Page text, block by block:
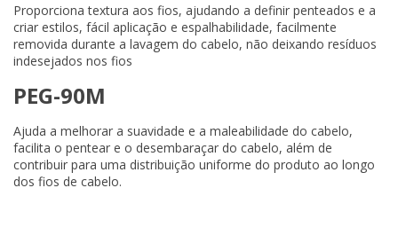
Proporciona textura aos fios, ajudando a definir penteados e a
criar estilos, fácil aplicação e espalhabilidade, facilmente
removida durante a lavagem do cabelo, não deixando resíduos
indesejados nos fios
PEG-90M
Ajuda a melhorar a suavidade e a maleabilidade do cabelo,
facilita o pentear e o desembaraçar do cabelo, além de
contribuir para uma distribuição uniforme do produto ao longo
dos fios de cabelo.